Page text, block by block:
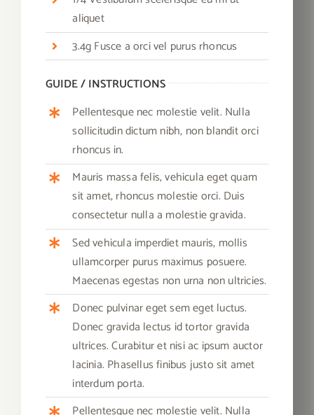
aliquet
3.4g Fusce a orci vel purus rhoncus
GUIDE / INSTRUCTIONS
Pellentesque nec molestie velit. Nulla
sollicitudin dictum nibh, non blandit orci
rhoncus in.
Mauris massa felis, vehicula eget quam
sit amet, rhoncus molestie orci. Duis
consectetur nulla a molestie gravida.
Sed vehicula imperdiet mauris, mollis
ullamcorper purus maximus posuere.
Maecenas egestas non urna non ultricies.
Donec pulvinar eget sem eget luctus.
Donec gravida lectus id tortor gravida
ultrices. Curabitur et nisi ac ipsum auctor
lacinia. Phasellus finibus justo sit amet
interdum porta.
Pellentesque nec molestie velit. Nulla